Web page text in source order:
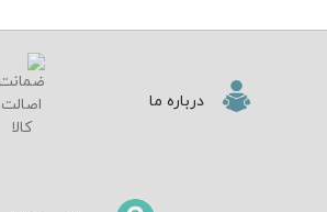
درباره ما